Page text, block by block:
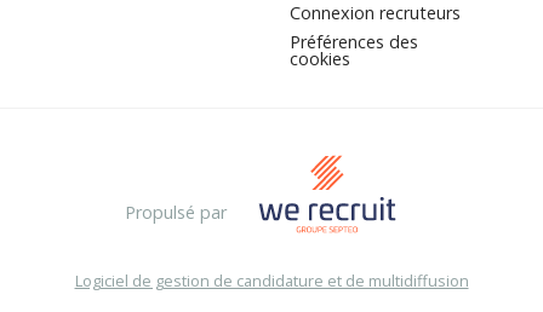
Connexion recruteurs
Préférences des
cookies
Propulsé par
Logiciel de gestion de candidature et de multidiffusion